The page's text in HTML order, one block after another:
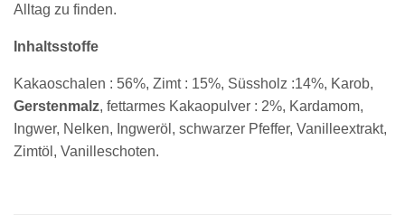
Alltag zu finden.
Inhaltsstoffe
Kakaoschalen : 56%, Zimt : 15%, Süssholz :14%, Karob,
Gerstenmalz, fettarmes Kakaopulver : 2%, Kardamom,
Ingwer, Nelken, Ingweröl, schwarzer Pfeffer, Vanilleextrakt,
Zimtöl, Vanilleschoten.